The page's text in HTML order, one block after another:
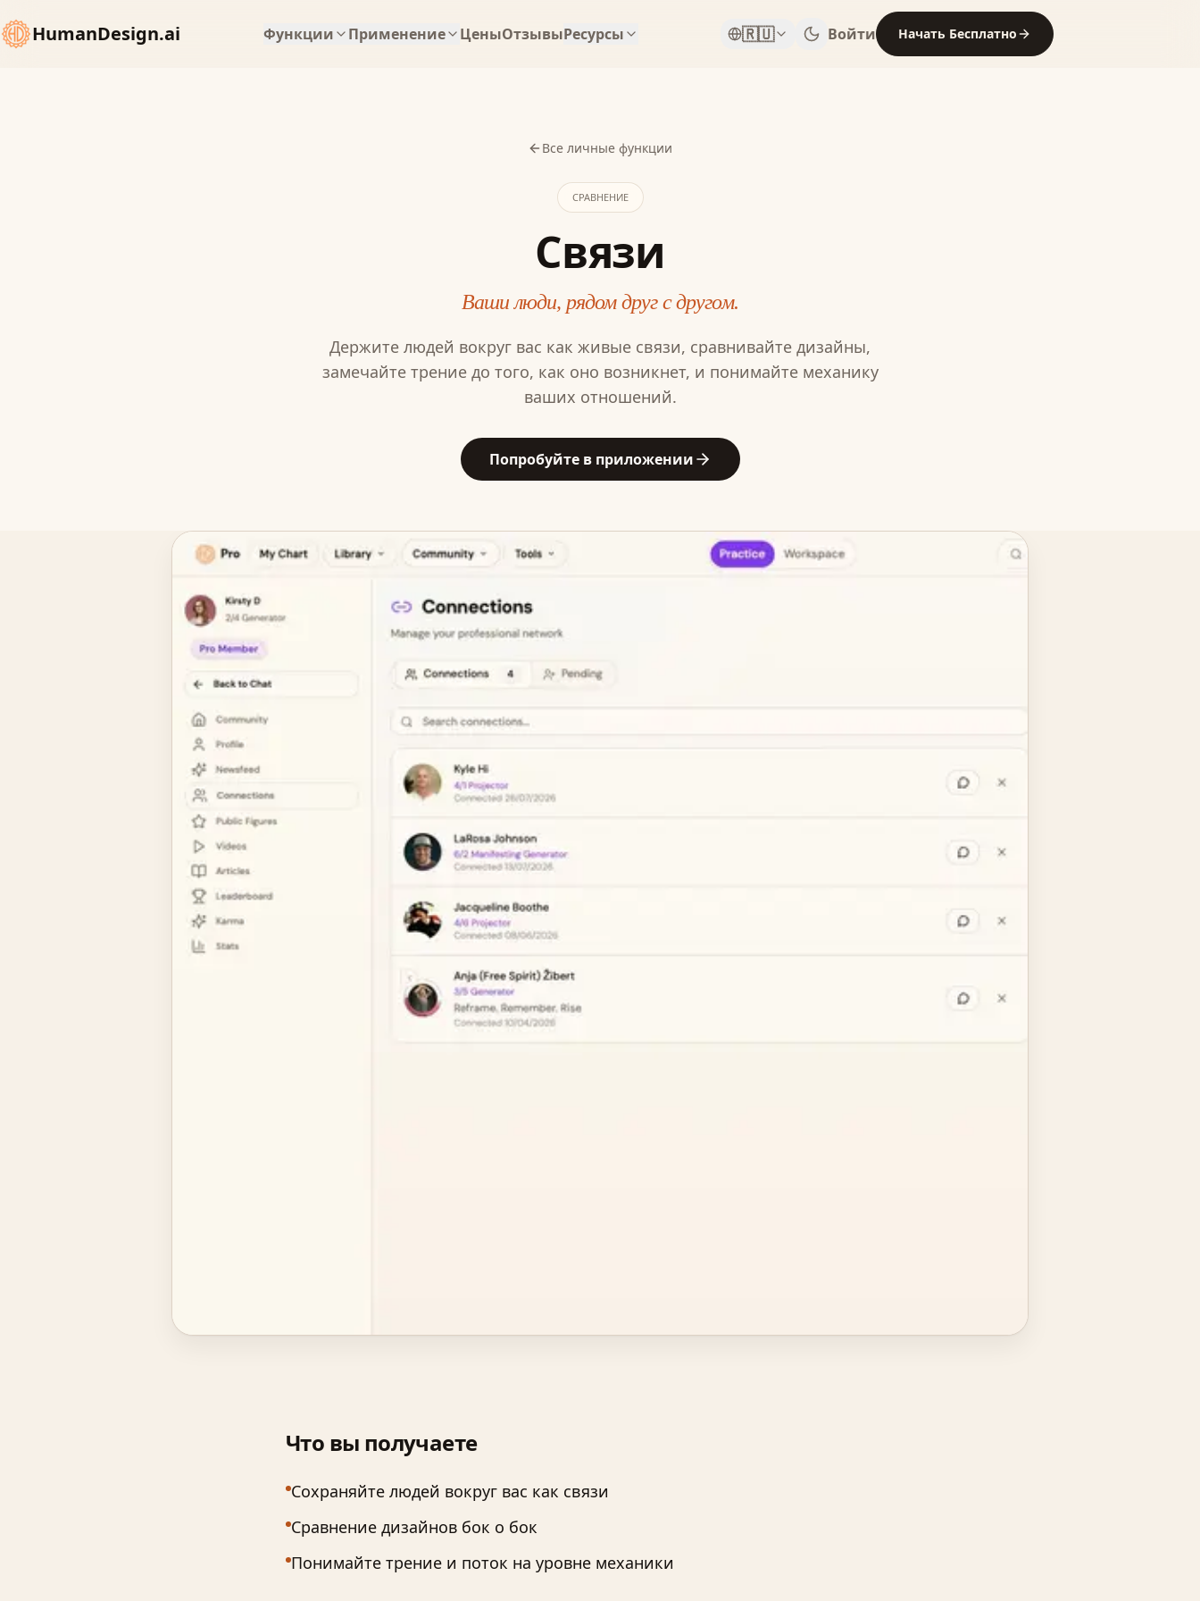
HumanDesign.ai Функции Применение ЦеныОтзывыРесурсы 🇷🇺 Войти Начать Бесплатно
Все личные функции
СРАВНЕНИЕ
Связи
Ваши люди, рядом друг с другом.
Держите людей вокруг вас как живые связи, сравнивайте дизайны,
замечайте трение до того, как оно возникнет, и понимайте механику
ваших отношений.
Попробуйте в приложении
Что вы получаете
Сохраняйте людей вокруг вас как связи
Сравнение дизайнов бок о бок
Понимайте трение и поток на уровне механики